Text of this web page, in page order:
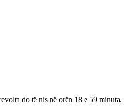
do të nis në orën 18 e 59 minuta.